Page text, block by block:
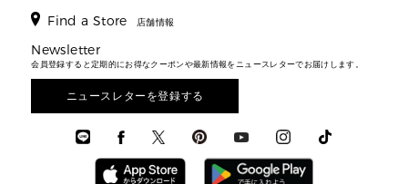
ウェア
アクセサリー
アクセサリー
メンズ バッグ
メンズ 財布・小物
メンズ シューズ
メンズ ウェア
メンズ 時計・その他
▶ メンズすべて
メンズ財布・小物
メンズアクセサリー
メンズウェア
トラベル
3 IN 1 / 2 IN 1 バッグ
▶ メンズすべて
▶ メンズすべて
▶ メンズすべて
▶ メンズすべて
▶ バッグすべて
通勤・通学アイテム
3 IN 1 バッグ
ミニ財布・フラグメントケース
財布・小物
時計・ジュエリー
アクセサリー
エディターレビュー
Find a Store 店舗情報
Newsletter
会員登録すると定期的にお得なクーポンや最新情報をニュースレターでお届けします。
ニュースレターを登録する